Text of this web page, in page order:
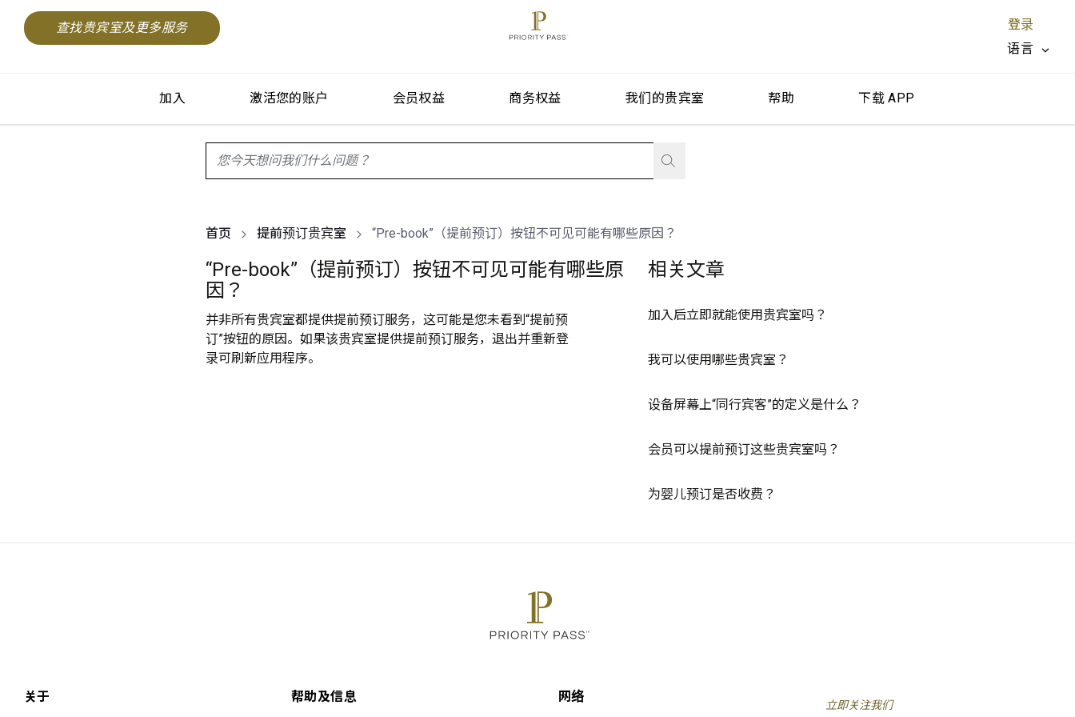
查找贵宾室及更多服务
登录
语言
加入 激活您的账户 会员权益 商务权益 我们的贵宾室 帮助 下载 APP
首页 提前预订贵宾室 “Pre-book”（提前预订）按钮不可见可能有哪些原因？
“Pre-book”（提前预订）按钮不可见可能有哪些原
因？
并非所有贵宾室都提供提前预订服务，这可能是您未看到“提前预
订”按钮的原因。如果该贵宾室提供提前预订服务，退出并重新登
录可刷新应用程序。
相关文章
加入后立即就能使用贵宾室吗？
我可以使用哪些贵宾室？
设备屏幕上“同行宾客”的定义是什么？
会员可以提前预订这些贵宾室吗？
为婴儿预订是否收费？
关于 帮助及信息 网络
立即关注我们